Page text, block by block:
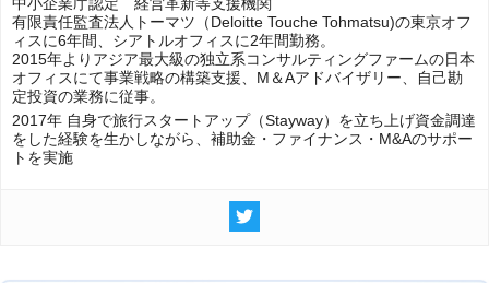
有限責任監査法人トーマツ（Deloitte Touche Tohmatsu)の東京オフ
ィスに6年間、シアトルオフィスに2年間勤務。
2015年よりアジア最大級の独立系コンサルティングファームの日本
オフィスにて事業戦略の構築支援、M＆Aアドバイザリー、自己勘
定投資の業務に従事。
2017年 自身で旅行スタートアップ（Stayway）を立ち上げ資金調達
をした経験を生かしながら、補助金・ファイナンス・M&Aのサポー
トを実施